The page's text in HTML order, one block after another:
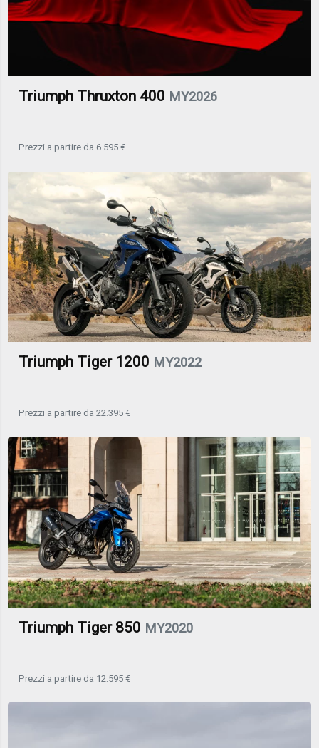
Triumph Thruxton 400 MY2026
Prezzi a partire da 6.595 €
Triumph Tiger 1200 MY2022
Prezzi a partire da 22.395 €
Triumph Tiger 850 MY2020
Prezzi a partire da 12.595 €